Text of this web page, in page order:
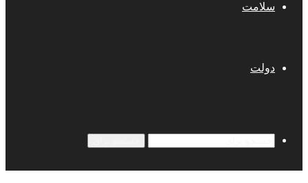
سلامت
دولت